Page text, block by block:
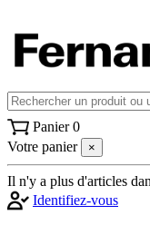
Panier 0
Votre panier
×
Il n'y a plus d'articles
Identifiez-vous